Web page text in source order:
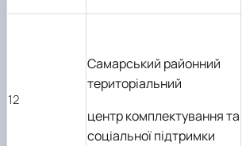
12
Самарський районний
територіальний
центр комплектування та
соціальної підтримки